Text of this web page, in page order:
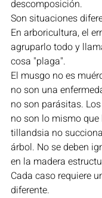
descomposición.
Son situaciones
En arboricultura, el
agruparlo todo y
cosa "plaga".
El musgo no es
no son una
no son parásitas.
no son lo mismo
tillandsia no
árbol. No se deben
en la madera
Cada caso requiere
diferente.